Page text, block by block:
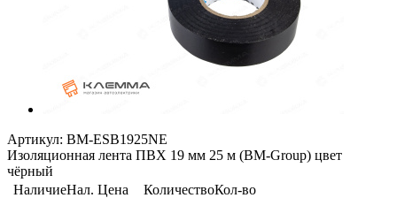
Артикул: BM-ESB1925NE
Изоляционная лента ПВХ 19 мм 25 м (BM-Group) цвет
чёрный
НаличиеНал. Цена КоличествоКол-во